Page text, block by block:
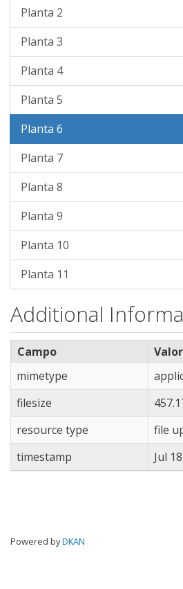
Planta 2
Planta 3
Planta 4
Planta 5
Planta 6
Planta 7
Planta 8
Planta 9
Planta 10
Planta 11
Additional
Campo
Valor
mimetype
filesize
resource type
file
timestamp
Jul
Powered byDKAN